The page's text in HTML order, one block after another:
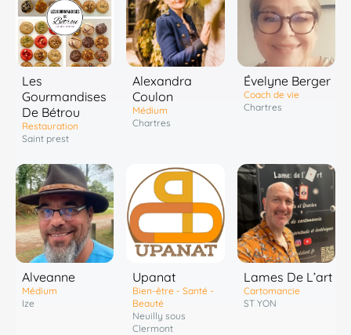
Les
Gourmandises
De Bétrou
Restauration
Saint prest
Alexandra
Coulon
Médium
Chartres
Évelyne Berger
Coach de vie
Chartres
Alveanne
Médium
Ize
Upanat
Bien-être - Santé -
Beauté
Neuilly sous
Clermont
Lames De L’art
Cartomancie
ST YON